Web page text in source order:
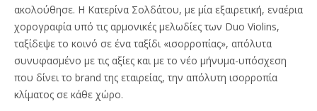
ακολούθησε. Η Κατερίνα Σολδάτου, με μία εξαιρετική, εναέρια
χορογραφία υπό τις αρμονικές μελωδίες των Duo Violins,
ταξίδεψε το κοινό σε ένα ταξίδι «ισορροπίας», απόλυτα
συνυφασμένο με τις αξίες και με το νέο μήνυμα-υπόσχεση
που δίνει το brand της εταιρείας, την απόλυτη ισορροπία
κλίματος σε κάθε χώρο.